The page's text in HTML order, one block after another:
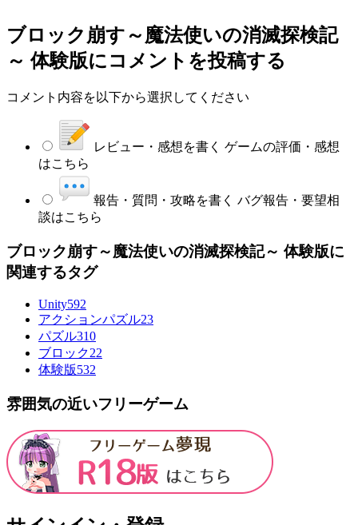
ブロック崩す～魔法使いの消滅探検記
～ 体験版にコメントを投稿する
コメント内容を以下から選択してください
レビュー・感想を書く ゲームの評価・感想
はこちら
報告・質問・攻略を書く バグ報告・要望相
談はこちら
ブロック崩す～魔法使いの消滅探検記～ 体験版に
関連するタグ
Unity592
アクションパズル23
パズル310
ブロック22
体験版532
雰囲気の近いフリーゲーム